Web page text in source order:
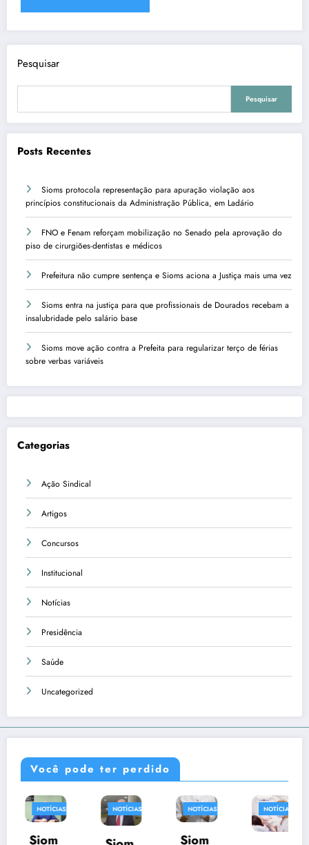
Pesquisar
Pesquisar
Posts Recentes
Sioms protocola representação para apuração violação aos
princípios constitucionais da Administração Pública, em Ladário
FNO e Fenam reforçam mobilização no Senado pela aprovação do
piso de cirurgiões-dentistas e médicos
Prefeitura não cumpre sentença e Sioms aciona a Justiça mais uma vez
Sioms entra na justiça para que profissionais de Dourados recebam a
insalubridade pelo salário base
Sioms move ação contra a Prefeita para regularizar terço de férias
sobre verbas variáveis
Categorias
Ação Sindical
Artigos
Concursos
Institucional
Notícias
Presidência
Saúde
Uncategorized
Você pode ter perdido
NOTÍCIAS
Siom
NOTÍCIAS NOTÍCIAS
Siom
NOTÍCIAS